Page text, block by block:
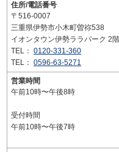
住所/電話番号
〒516-0007
三重県伊勢市小木町曽祢538
イオンタウン伊勢ララパーク 2階
TEL： 0120-331-360
TEL： 0596-63-5271
営業時間
午前10時〜午後8時
受付時間
午前10時〜午後7時